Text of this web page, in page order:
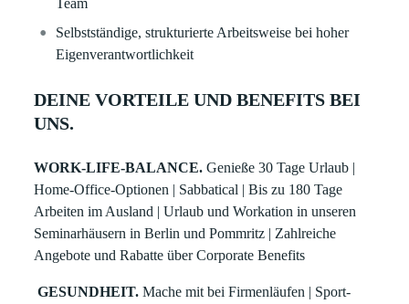
Team
Selbstständige, strukturierte Arbeitsweise bei hoher
Eigenverantwortlichkeit
DEINE VORTEILE UND BENEFITS BEI
UNS.
WORK-LIFE-BALANCE.Genieße 30 Tage Urlaub |
Home-Office-Optionen | Sabbatical | Bis zu 180 Tage
Arbeiten im Ausland | Urlaub und Workation in unseren
Seminarhäusern in Berlin und Pommritz | Zahlreiche
Angebote und Rabatte über Corporate Benefits
GESUNDHEIT. Mache mit bei Firmenläufen | Sport-